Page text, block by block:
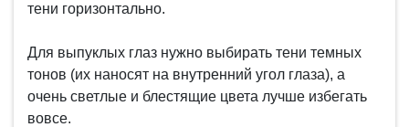
тени горизонтально.
Для выпуклых глаз нужно выбирать тени темных
тонов (их наносят на внутренний угол глаза), а
очень светлые и блестящие цвета лучше избегать
вовсе.